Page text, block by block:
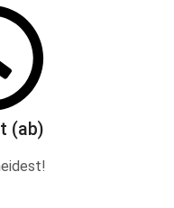
(ab)